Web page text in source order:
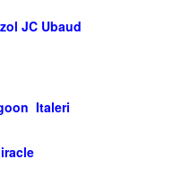
JC Ubaud
Italeri